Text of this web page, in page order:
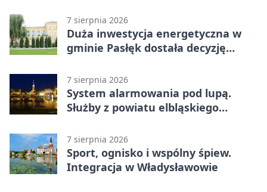
7 sierpnia 2026
Duża inwestycja energetyczna w
gminie Pasłęk dostała decyzję
7 sierpnia 2026
System alarmowania pod lupą.
Służby z powiatu elbląskiego
7 sierpnia 2026
Sport, ognisko i wspólny śpiew.
Integracja w Władysławowie